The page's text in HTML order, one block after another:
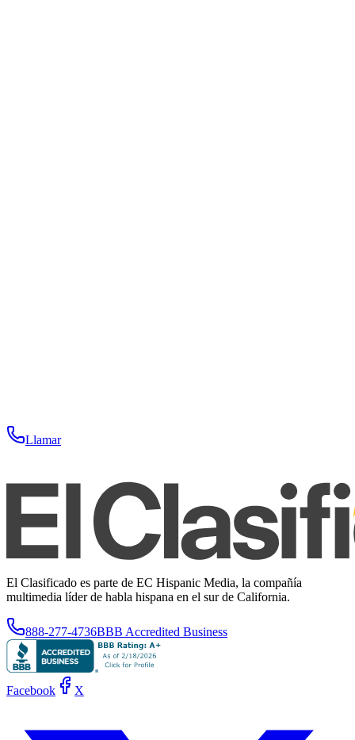
Llamar
El Clasificado es parte de EC Hispanic Media, la compañía
multimedia líder de habla hispana en el sur de California.
888-277-4736BBB Accredited Business
Facebook X